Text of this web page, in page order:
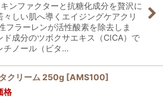
ンファクターと抗糖化成分を贅沢に
々しい肌へ導くエイジングケアクリ
フラーレンが活性酸素を除去しま
ド成分のツボクサエキス（CICA）で
チノール（ビタ…
クリーム 250g [AMS100]
格